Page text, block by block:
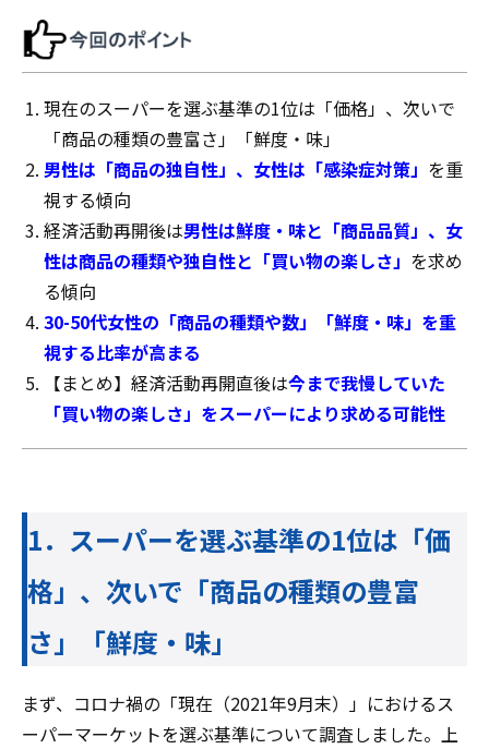
現在のスーパーを選ぶ基準の1位は「価格」、次いで
「商品の種類の豊富さ」「鮮度・味」
男性は「商品の独自性」、女性は「感染症対策」 を重
視する傾向
経済活動再開後は男性は鮮度・味と「商品品質」、女
性は商品の種類や独自性と「買い物の楽しさ」 を求め
る傾向
30-50代女性の「商品の種類や数」「鮮度・味」を重
視する比率が高まる
【まとめ】経済活動再開直後は今まで我慢していた
「買い物の楽しさ」をスーパーにより求める可能性
1．スーパーを選ぶ基準の1位は「価
格」、次いで「商品の種類の豊富
さ」「鮮度・味」
まず、コロナ禍の「現在（2021年9月末）」におけるス
ーパーマーケットを選ぶ基準について調査しました。上